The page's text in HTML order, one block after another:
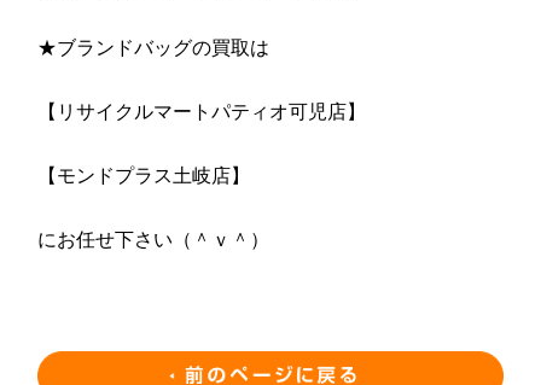
★ブランドバッグの買取は
【リサイクルマートパティオ可児店】
【モンドプラス土岐店】
にお任せ下さい（＾ｖ＾）